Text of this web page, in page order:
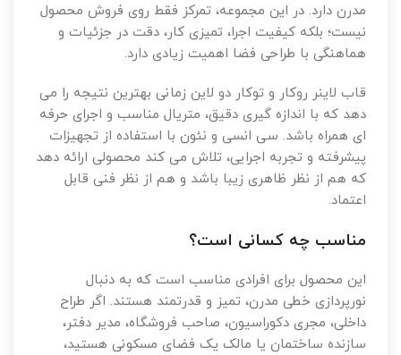
مدرن دارد. در این مجموعه، تمرکز فقط روی فروش محصول
نیست؛ بلکه کیفیت اجرا، تمیزی کار، دقت در جزئیات و
هماهنگی با طراحی فضا اهمیت زیادی دارد.
قاب لاینر روکار و توکار دو لاین زمانی بهترین نتیجه را می
دهد که با اندازه گیری دقیق، متریال مناسب و اجرای حرفه
ای همراه باشد. سی انسی و نئون با استفاده از تجهیزات
پیشرفته و تجربه اجرایی، تلاش می کند محصولی ارائه دهد
که هم از نظر ظاهری زیبا باشد و هم از نظر فنی قابل
اعتماد.
مناسب چه کسانی است؟
این محصول برای افرادی مناسب است که به دنبال
نورپردازی خطی مدرن، تمیز و قدرتمند هستند. اگر طراح
داخلی، مجری دکوراسیون، صاحب فروشگاه، مدیر دفتر،
سازنده ساختمان یا مالک یک فضای مسکونی هستید،